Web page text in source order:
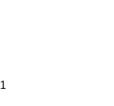
1